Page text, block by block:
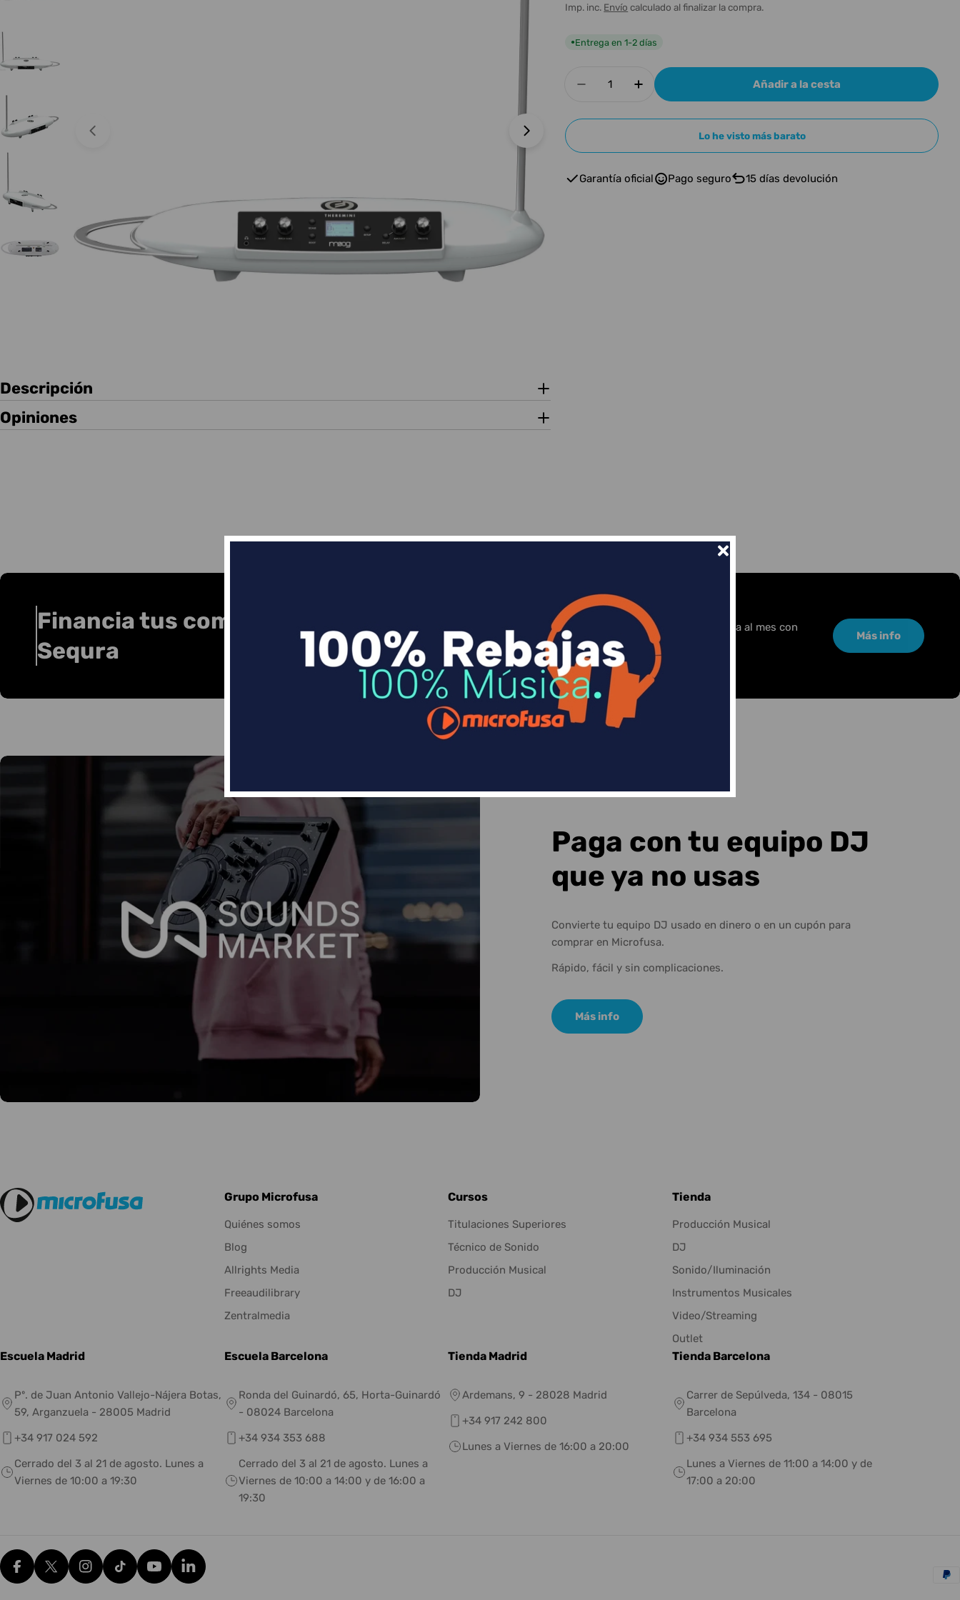
Abrir medios 0 en modal Abrir medios 1 en modal
Descripción
Opiniones
habitual
Imp. inc. Envío calculado al finalizar la compra.
●Entrega en 1-2 días
Disminuir cantidad para Moog Theremini
Aumentar cantidad para Moog Theremini
Añadir a la cesta
Lo he visto más barato
Garantía oficial Pago seguro 15 días devolución
Financia tus compras con
Sequra
Divide en 3 sin coste o hasta en 18 meses por una pequeña cuota al mes con
Más info
Paga con tu equipo DJ
que ya no usas
Convierte tu equipo DJ usado en dinero o en un cupón para
comprar en Microfusa.
Rápido, fácil y sin complicaciones.
Más info
Grupo Microfusa
Quiénes somos
Blog
Allrights Media
Freeaudilibrary
Zentralmedia
Cursos
Titulaciones Superiores
Técnico de Sonido
Producción Musical
DJ
Tienda
Producción Musical
DJ
Sonido/Iluminación
Instrumentos Musicales
Video/Streaming
Outlet
Escuela Madrid
Pº. de Juan Antonio Vallejo-Nájera Botas,
59, Arganzuela - 28005 Madrid
+34 917 024 592
Cerrado del 3 al 21 de agosto. Lunes a
Viernes de 10:00 a 19:30
Escuela Barcelona
Ronda del Guinardó, 65, Horta-Guinardó
- 08024 Barcelona
+34 934 353 688
Cerrado del 3 al 21 de agosto. Lunes a
Viernes de 10:00 a 14:00 y de 16:00 a
19:30
Tienda Madrid
Ardemans, 9 - 28028 Madrid
+34 917 242 800
Lunes a Viernes de 16:00 a 20:00
Tienda Barcelona
Carrer de Sepúlveda, 134 - 08015
Barcelona
+34 934 553 695
Lunes a Viernes de 11:00 a 14:00 y de
17:00 a 20:00
FacebookX (Twitter)Instagram
tiktok YouTubeTranslation missing: es.general.social.links.linkedin